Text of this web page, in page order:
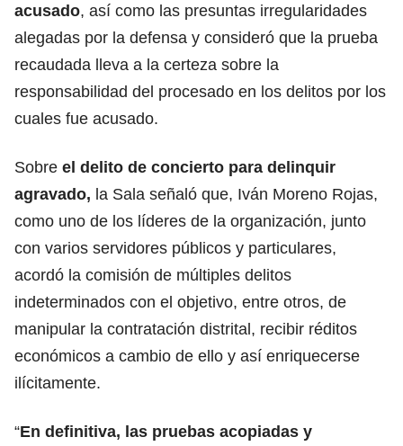
acusado, así como las presuntas irregularidades
alegadas por la defensa y consideró que la prueba
recaudada lleva a la certeza sobre la
responsabilidad del procesado en los delitos por los
cuales fue acusado.
Sobre el delito de concierto para delinquir
agravado, la Sala señaló que, Iván Moreno Rojas,
como uno de los líderes de la organización, junto
con varios servidores públicos y particulares,
acordó la comisión de múltiples delitos
indeterminados con el objetivo, entre otros, de
manipular la contratación distrital, recibir réditos
económicos a cambio de ello y así enriquecerse
ilícitamente.
“En definitiva, las pruebas acopiadas y